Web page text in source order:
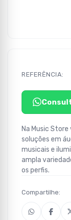
REFERÊNCIA:
Na Music
soluções em
musicais e
ampla
os perfis.
Compartilhe: